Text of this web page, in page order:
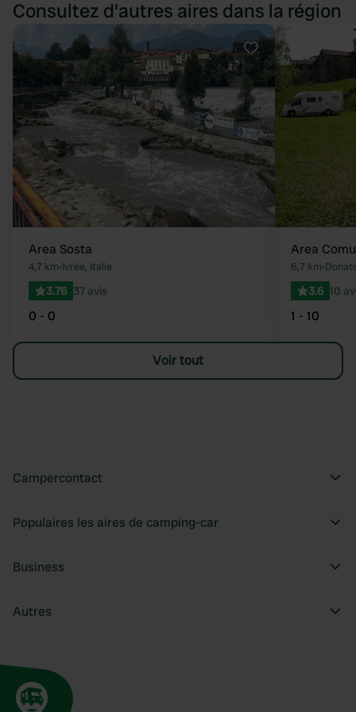
Consultez d'autres aires dans la région
Préféré
Area Sosta
4,7 km•Ivrée, Italie
3.76 37 avis
0 - 0
Area
6,7 km•
3.6 10
1 - 10
Voir tout
Campercontact
Populaires les aires de camping-car
Business
Autres